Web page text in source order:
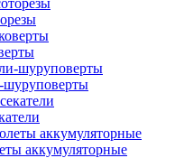
шуруповерты
аккумуляторные